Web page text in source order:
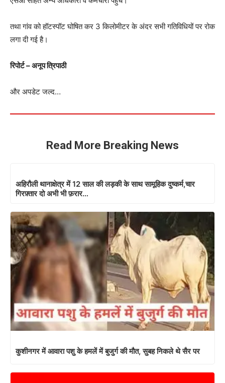
तथा गांव को हॉटस्पॉट घोषित कर 3 किलोमीटर के अंदर सभी गतिविधियों पर रोक
लगा दी गई है।
रिपोर्ट – अनूप त्रिपाठी
और अपडेट जल्द…
Read More Breaking News
अहिरौली थानाक्षेत्र में 12 साल की लड़की के साथ सामूहिक दुष्कर्म,चार
गिरफ़्तार दो अभी भी फ़रार…
कुशीनगर में आवारा पशु के हमलें में बुजुर्ग की मौत, सुबह निकले थे सैर पर